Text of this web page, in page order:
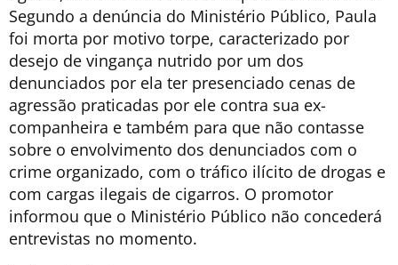
Segundo a denúncia do Ministério Público, Paula
foi morta por motivo torpe, caracterizado por
desejo de vingança nutrido por um dos
denunciados por ela ter presenciado cenas de
agressão praticadas por ele contra sua ex-
companheira e também para que não contasse
sobre o envolvimento dos denunciados com o
crime organizado, com o tráfico ilícito de drogas e
com cargas ilegais de cigarros. O promotor
informou que o Ministério Público não concederá
entrevistas no momento.